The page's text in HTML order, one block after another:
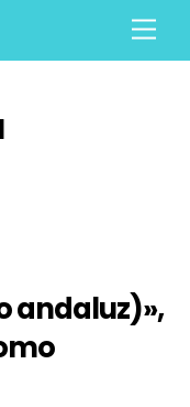
andaluz)»,